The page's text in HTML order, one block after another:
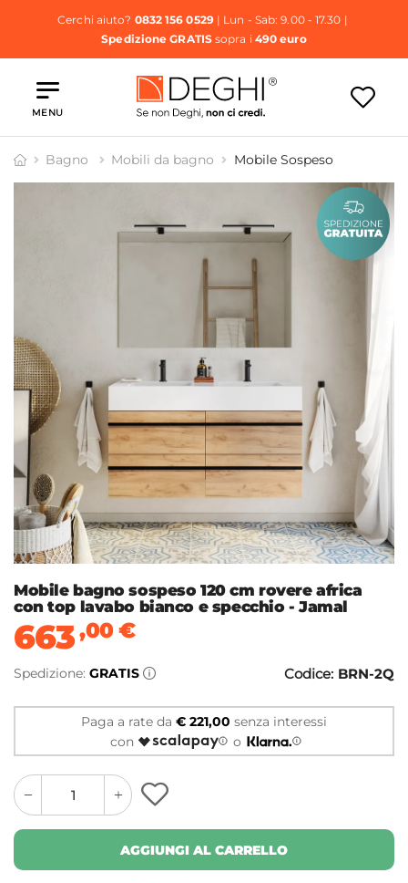
Cerchi aiuto? 0832 156 0529| Lun - Sab: 9.00 - 17.30 |
Spedizione GRATISsopra i 490 euro
MENU
Bagno Mobili da bagno Mobile Sospeso
Mobile bagno sospeso 120 cm rovere africa
con top lavabo bianco e specchio - Jamal
663,00€
Spedizione: GRATIS Codice: BRN-2Q
Paga a rate da € 221,00 senza interessi
con
o
quantity
button
quantity
minus
button
AGGIUNGI AL CARRELLO